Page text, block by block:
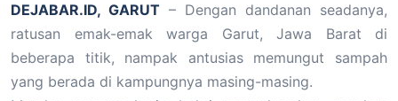
DEJABAR.ID, GARUT – Dengan dandanan seadanya,
ratusan emak-emak warga Garut, Jawa Barat di
beberapa titik, nampak antusias memungut sampah
yang berada di kampungnya masing-masing.